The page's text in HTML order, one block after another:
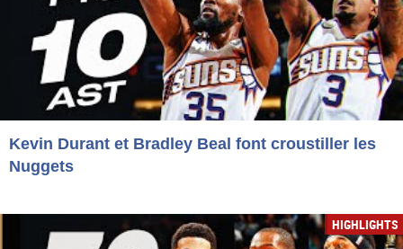
Kevin Durant et Bradley Beal font croustiller les
Nuggets
HIGHLIGHTS